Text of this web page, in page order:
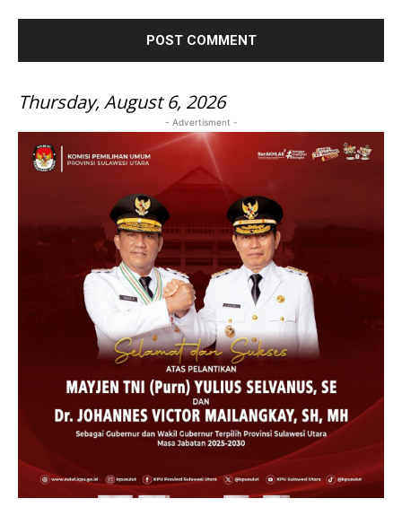
Thursday, August 6, 2026
- Advertisment -